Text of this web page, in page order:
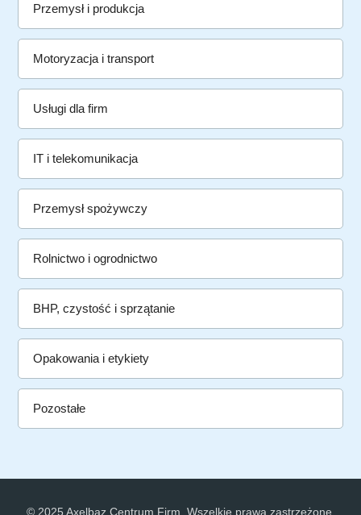
Przemysł i produkcja
Motoryzacja i transport
Usługi dla firm
IT i telekomunikacja
Przemysł spożywczy
Rolnictwo i ogrodnictwo
BHP, czystość i sprzątanie
Opakowania i etykiety
Pozostałe
© 2025 Axelbaz Centrum Firm. Wszelkie prawa zastrzeżone.